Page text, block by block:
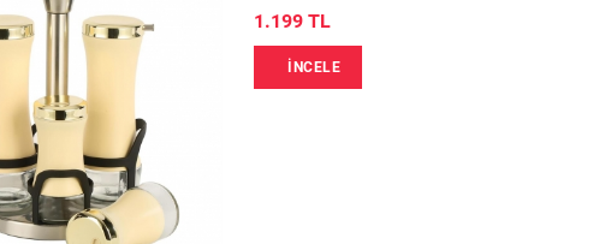
1.199 TL
İNCELE